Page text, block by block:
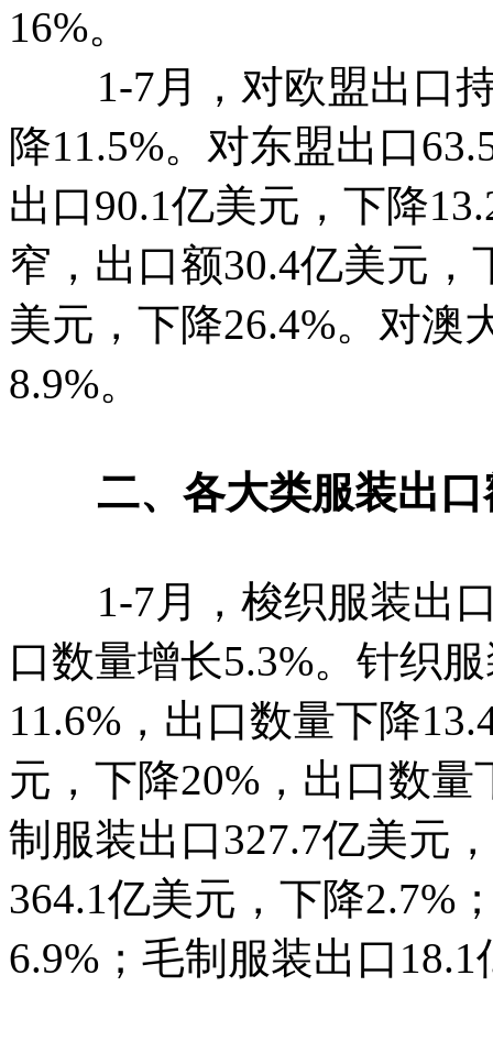
16%。
1-7月，对欧盟出口持
降11.5%。对东盟出口
出口90.1亿美元，下降
窄，出口额30.4亿美元，
美元，下降26.4%。对澳
8.9%。
二、各大类服装出
1-7月，梭织服装出口
口数量增长5.3%。针织
11.6%，出口数量下降
元，下降20%，出口数
制服装出口327.7亿美元
364.1亿美元，下降2.7%
6.9%；毛制服装出口